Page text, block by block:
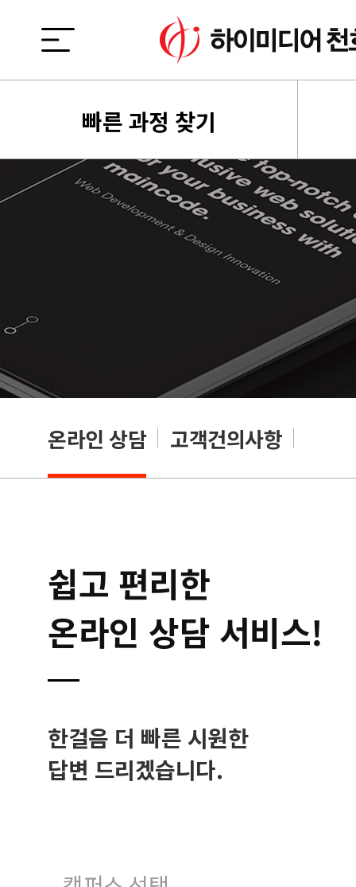
빠른 과정 찾기
온라인 상담 고객건의사항
쉽고 편리한
온라인 상담 서비스!
한걸음 더 빠른 시원한
답변 드리겠습니다.